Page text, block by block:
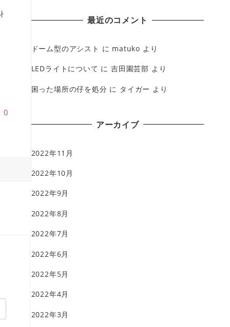
0
最近のコメント
ドーム型のアシスト に matuko より
LEDライトについて に吉田園芸部 より
困った場所の仔を処分 に タイガー より
アーカイブ
2022年11月
2022年10月
2022年9月
2022年8月
2022年7月
2022年6月
2022年5月
2022年4月
2022年3月